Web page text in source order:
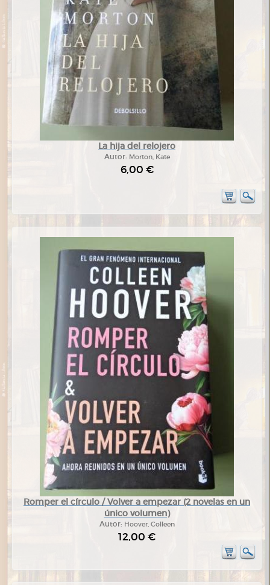
La hija del relojero
Autor: Morton, Kate
6,00 €
Romper el círculo / Volver a empezar (2 novelas en un
único volumen)
Autor: Hoover, Colleen
12,00 €